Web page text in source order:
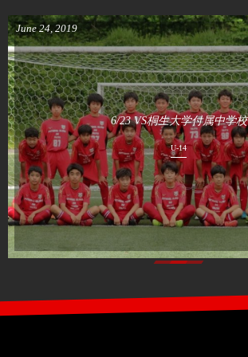
6/23 VS桐生大学付属中学校
June 24, 2019
U-14